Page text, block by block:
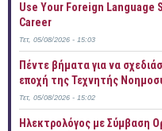
Use Your Foreign Language
Career
Τετ, 05/08/2026 - 15:03
Πέντε βήματα για να
εποχή της Τεχνητής
Τετ, 05/08/2026 - 15:02
Ηλεκτρολόγος με Σύμβαση